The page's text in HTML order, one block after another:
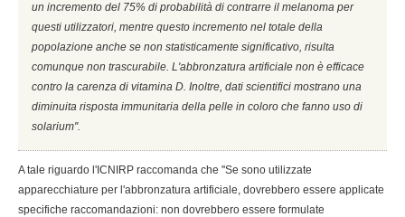
un incremento del 75% di probabilità di contrarre il melanoma per
questi utilizzatori, mentre questo incremento nel totale della
popolazione anche se non statisticamente significativo, risulta
comunque non trascurabile. L'abbronzatura artificiale non è efficace
contro la carenza di vitamina D. Inoltre, dati scientifici mostrano una
diminuita risposta immunitaria della pelle in coloro che fanno uso di
solarium''.
A tale riguardo l'ICNIRP raccomanda che ''Se sono utilizzate
apparecchiature per l'abbronzatura artificiale, dovrebbero essere applicate
specifiche raccomandazioni: non dovrebbero essere formulate